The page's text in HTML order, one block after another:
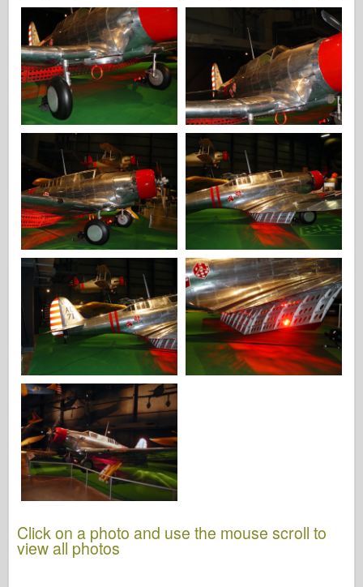
Tamiya
Tristar
Trumpetista
Zvezda
Alba-Fotky
Procházka kolem
Knihy
Dvd
Kontakt
le Deník
Soupravy
Click on a photo and use the mouse scroll to
view all photos